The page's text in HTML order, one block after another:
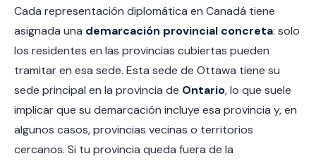
Cada representación diplomática en Canadá tiene
asignada una demarcación provincial concreta: solo
los residentes en las provincias cubiertas pueden
tramitar en esa sede. Esta sede de Ottawa tiene su
sede principal en la provincia de Ontario, lo que suele
implicar que su demarcación incluye esa provincia y, en
algunos casos, provincias vecinas o territorios
cercanos. Si tu provincia queda fuera de la